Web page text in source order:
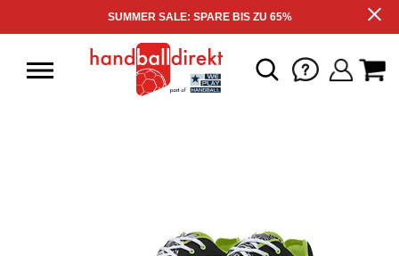
SUMMER SALE: SPARE BIS ZU 65%